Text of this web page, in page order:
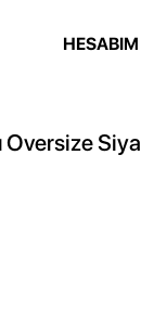
HESABIM